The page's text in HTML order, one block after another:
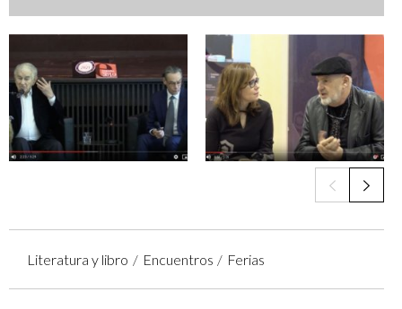
Literatura y libro Encuentros Ferias